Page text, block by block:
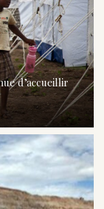
d’accueillir